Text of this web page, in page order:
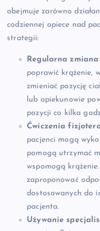
obejmuje zarówno
codziennej opiece nad
strategii:
Regularna
poprawić krążenie,
zmieniać pozycję
lub opiekunowie
pozycji co kilka
Ćwiczenia
pacjenci mogą
pomogą utrzymać
wspomogą
zaproponować
dostosowanych do
pacjenta.
Używanie